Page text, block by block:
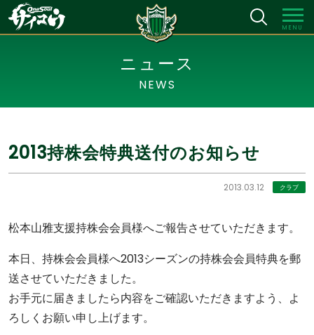
MENU
ニュース
NEWS
2013持株会特典送付のお知らせ
2013.03.12 クラブ
松本山雅支援持株会会員様へご報告させていただきます。
本日、持株会会員様へ2013シーズンの持株会会員特典を郵
送させていただきました。
お手元に届きましたら内容をご確認いただきますよう、よ
ろしくお願い申し上げます。